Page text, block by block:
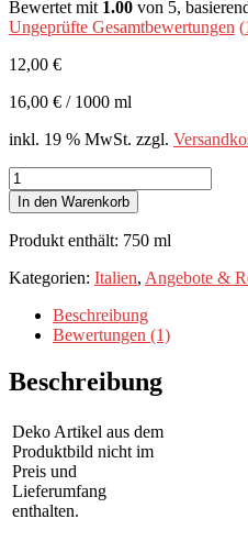
Bewertet mit 1.00 von 5,
Ungeprüfte Gesamtbewertungen (
12,00 €
16,00 € / 1000 ml
inkl. 19 % MwSt. zzgl.
Lugana
DOP
Ca
de
2022
Tinazzi
trocken
ml.
Menge
In den Warenkorb
Produkt enthält: 750 ml
Kategorien: Italien, Angebote &
Beschreibung
Bewertungen (1)
Beschreibung
Deko Artikel aus dem
Produktbild nicht im
Preis und
Lieferumfang
enthalten.